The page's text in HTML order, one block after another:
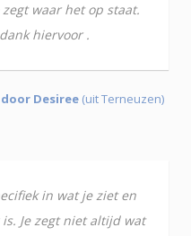
waar het op staat.
hiervoor .
door Desiree (uit Terneuzen)
in wat je ziet en
Je zegt niet altijd wat